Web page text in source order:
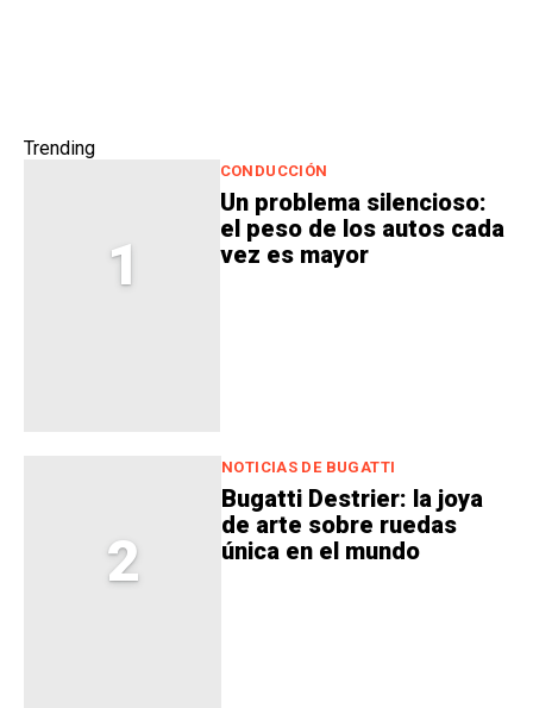
Trending
1
CONDUCCIÓN
Un problema silencioso:
el peso de los autos cada
vez es mayor
2
NOTICIAS DE BUGATTI
Bugatti Destrier: la joya
de arte sobre ruedas
única en el mundo